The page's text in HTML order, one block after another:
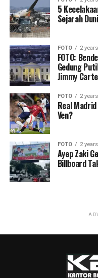
5
Sejarah
FOTO 2
FOTO:
Gedung
Jimmy
FOTO 2
Real
Ven?
FOTO 2
Ayep Zaki
Billboard